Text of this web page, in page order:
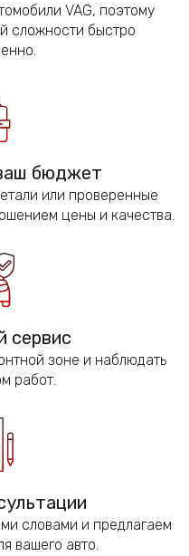
VAG, поэтому
сложности быстро
бюджет
или проверенные
цены и качества.
сервис
зоне и наблюдать
работ.
словами и предлагаем
вашего авто.